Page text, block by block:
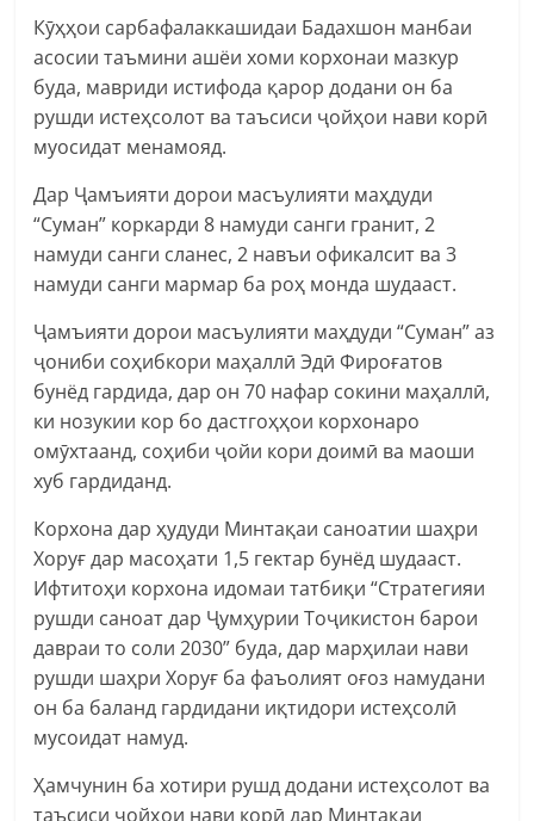
Кӯҳҳои сарбафалаккашидаи Бадахшон манбаи
асосии таъмини ашёи хоми корхонаи мазкур
буда, мавриди истифода қарор додани он ба
рушди истеҳсолот ва таъсиси ҷойҳои нави корӣ
муосидат менамояд.
Дар Ҷамъияти дорои масъулияти маҳдуди
“Суман” коркарди 8 намуди санги гранит, 2
намуди санги сланес, 2 навъи офикалсит ва 3
намуди санги мармар ба роҳ монда шудааст.
Ҷамъияти дорои масъулияти маҳдуди “Суман” аз
ҷониби соҳибкори маҳаллӣ Эдӣ Фироғатов
бунёд гардида, дар он 70 нафар сокини маҳаллӣ,
ки нозукии кор бо дастгоҳҳои корхонаро
омӯхтаанд, соҳиби ҷойи кори доимӣ ва маоши
хуб гардиданд.
Корхона дар ҳудуди Минтақаи саноатии шаҳри
Хоруғ дар масоҳати 1,5 гектар бунёд шудааст.
Ифтитоҳи корхона идомаи татбиқи “Стратегияи
рушди саноат дар Ҷумҳурии Тоҷикистон барои
давраи то соли 2030” буда, дар марҳилаи нави
рушди шаҳри Хоруғ ба фаъолият оғоз намудани
он ба баланд гардидани иқтидори истеҳсолӣ
мусоидат намуд.
Ҳамчунин ба хотири рушд додани истеҳсолот ва
таъсиси ҷойҳои нави корӣ дар Минтақаи